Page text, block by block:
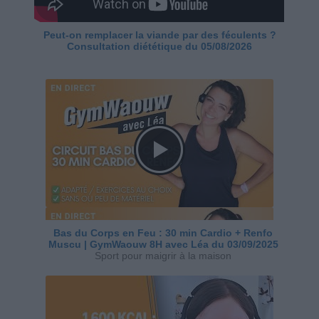
Peut-on remplacer la viande par des féculents ?
Consultation diététique du 05/08/2026
Bas du Corps en Feu : 30 min Cardio + Renfo
Muscu | GymWaouw 8H avec Léa du 03/09/2025
Sport pour maigrir à la maison